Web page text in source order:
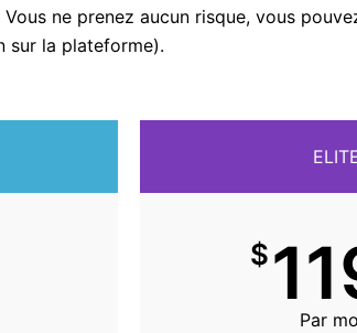
Vous ne prenez aucun risque, vous
sur la plateforme).
$
Par